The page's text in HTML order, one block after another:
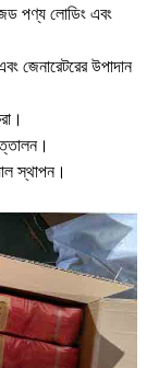
পণ্য লোডিং এবং
জেনারেটরের উপাদান
স্থাপন।